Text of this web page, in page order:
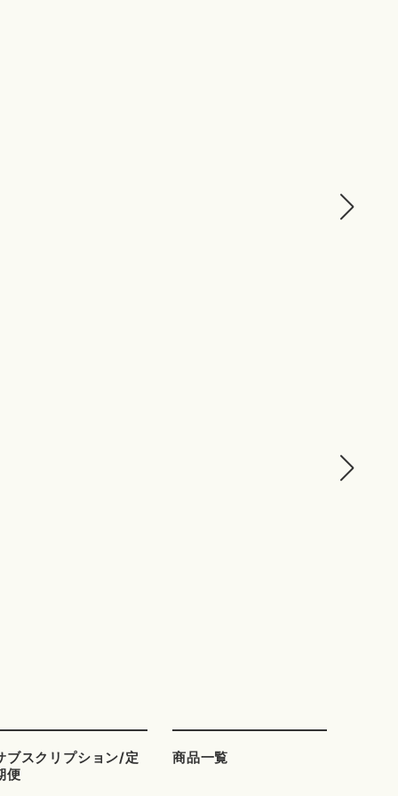
ブスクリプション/定
便
商品一覧